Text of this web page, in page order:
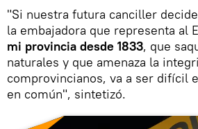
"Si nuestra futura canciller
la embajadora que representa al
mi provincia desde 1833, que
naturales y que amenaza la
comprovincianos, va a ser difícil
en común", sintetizó.